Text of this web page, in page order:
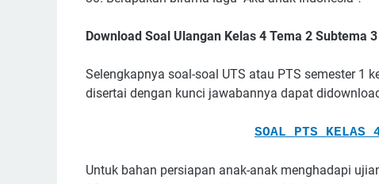
Download Soal Ulangan Kelas 4 Tema 2 Subtema 3
Selengkapnya soal-soal UTS atau PTS semester 1
disertai dengan kunci jawabannya dapat
SOAL PTS KELAS
Untuk bahan persiapan anak-anak menghadapi